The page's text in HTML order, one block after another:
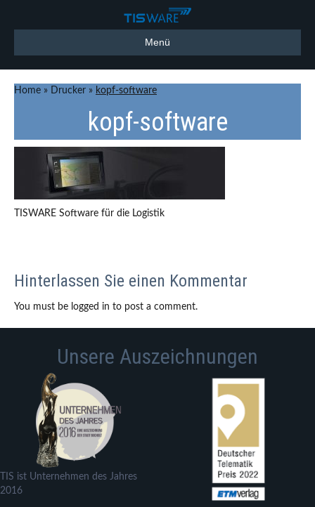
Menü
Home » Drucker » kopf-software
kopf-software
TISWARE Software für die Logistik
Hinterlassen Sie einen Kommentar
You must be logged in to post a comment.
Unsere Auszeichnungen
TIS ist Unternehmen des Jahres
2016